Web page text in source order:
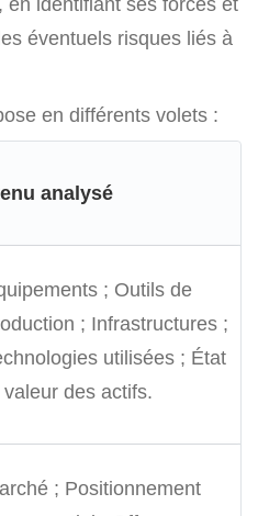
éventuels risques liés à
en différents volets :
analysé
; Outils de
; Infrastructures ;
utilisées ; État
valeur des actifs.
; Positionnement